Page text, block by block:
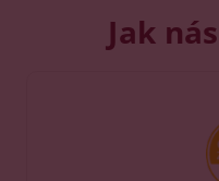
Jak